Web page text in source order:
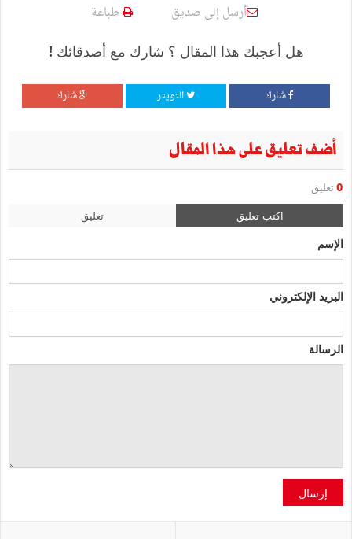
أرسل إلى صديق طباعة
هل أعجبك هذا المقال ؟ شارك مع أصدقائك !
شارك التويتر شارك
أضف تعليق على هذا المقال
0 تعليق
اكتب تعليق تعليق
الإسم
البريد الإلكتروني
الرسالة
إرسال